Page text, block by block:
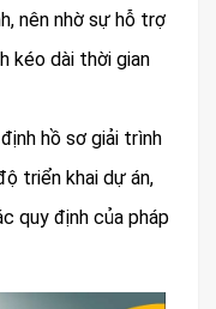
nên nhờ sự hỗ trợ
kéo dài thời gian
hồ sơ giải trình
triển khai dự án,
quy định của pháp